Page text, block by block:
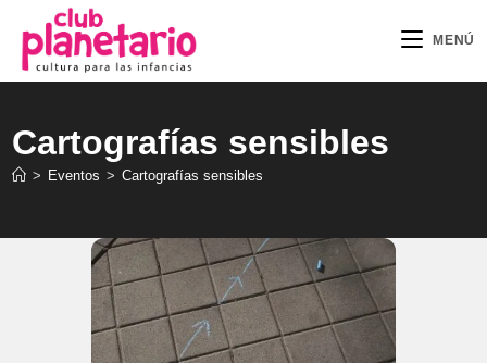
contenido
MENÚ
Cartografías sensibles
> Eventos > Cartografías sensibles